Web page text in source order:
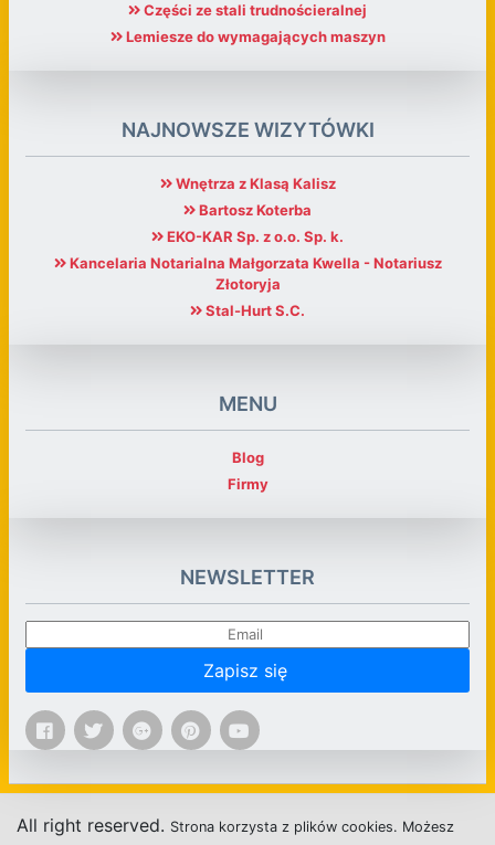
Części ze stali trudnościeralnej
Lemiesze do wymagających maszyn
NAJNOWSZE WIZYTÓWKI
Wnętrza z Klasą Kalisz
Bartosz Koterba
EKO-KAR Sp. z o.o. Sp. k.
Kancelaria Notarialna Małgorzata Kwella - Notariusz
Złotoryja
Stal-Hurt S.C.
MENU
Blog
Firmy
NEWSLETTER
Zapisz się
All right reserved. Strona korzysta z plików cookies. Możesz